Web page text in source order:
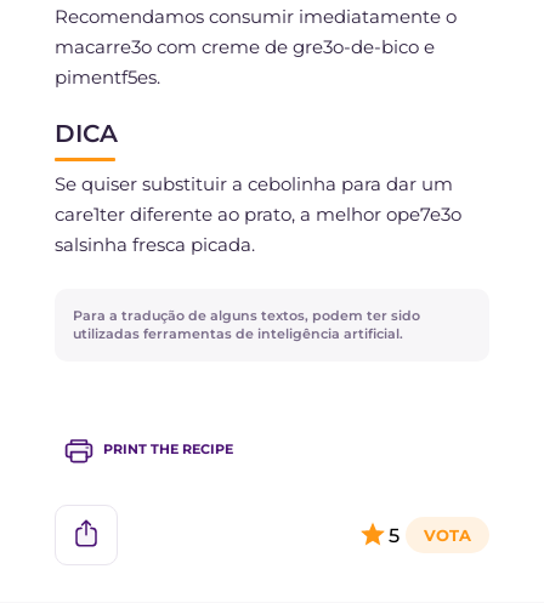
Recomendamos consumir imediatamente o
macarre3o com creme de gre3o-de-bico e
pimentf5es.
DICA
Se quiser substituir a cebolinha para dar um
care1ter diferente ao prato, a melhor ope7e3o
salsinha fresca picada.
Para a tradução de alguns textos, podem ter sido
utilizadas ferramentas de inteligência artificial.
PRINT THE RECIPE
5